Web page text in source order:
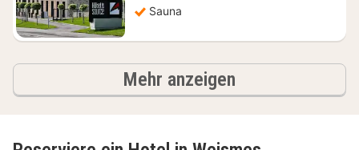
Sauna
Mehr anzeigen